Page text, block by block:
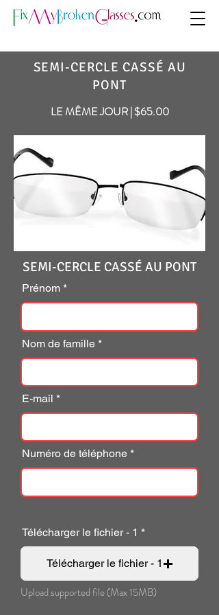
SEMI-CERCLE CASSÉ AU
PONT
LE MÊME JOUR | $65.00
SEMI-CERCLE CASSÉ AU PONT
Prénom
Nom de famille
E-mail
Numéro de téléphone
Télécharger le fichier - 1
Télécharger le fichier - 1
Upload supported file (Max 15MB)